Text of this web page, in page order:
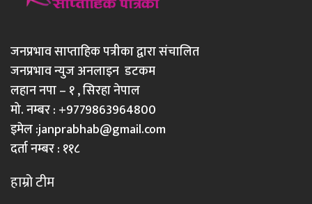
जनप्रभाव साप्ताहिक पत्रीका द्वारा संचालित
जनप्रभाव न्युज अनलाइन डटकम
लहान नपा – १ , सिरहा नेपाल
मो. नम्बर : +9779863964800
इमेल :janprabhab@gmail.com
दर्ता नम्बर : ११८
हाम्रो टीम